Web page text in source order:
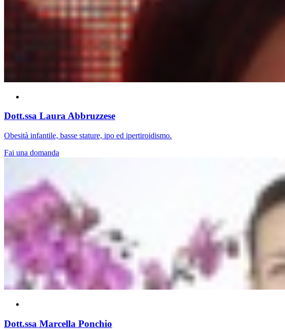
Dott.ssa Laura Abbruzzese
Obesità infantile, basse stature, ipo ed ipertiroidismo.
Fai una domanda
Dott.ssa Marcella Ponchio